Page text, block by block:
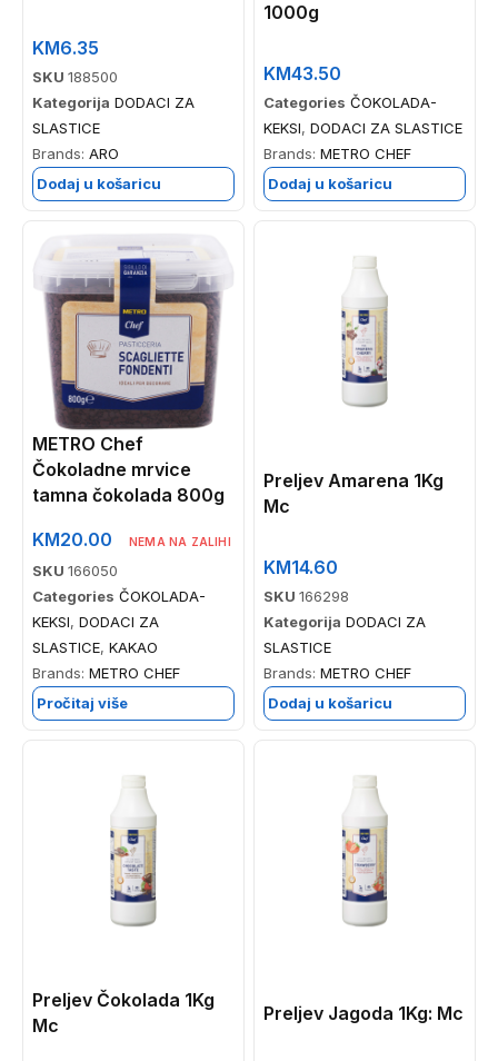
KM6.35
SKU 188500
Kategorija DODACI ZA
SLASTICE
Brands: ARO
Dodaj u košaricu
1000g
KM43.50
Categories ČOKOLADA-
KEKSI, DODACI ZA SLASTICE
Brands: METRO CHEF
Dodaj u košaricu
METRO Chef
Čokoladne mrvice
tamna čokolada 800g
KM20.00 NEMA NA ZALIHI
SKU 166050
Categories ČOKOLADA-
KEKSI, DODACI ZA
SLASTICE, KAKAO
Brands: METRO CHEF
Pročitaj više
Preljev Amarena 1Kg
Mc
KM14.60
SKU 166298
Kategorija DODACI ZA
SLASTICE
Brands: METRO CHEF
Dodaj u košaricu
Preljev Čokolada 1Kg
Mc
Preljev Jagoda 1Kg: Mc